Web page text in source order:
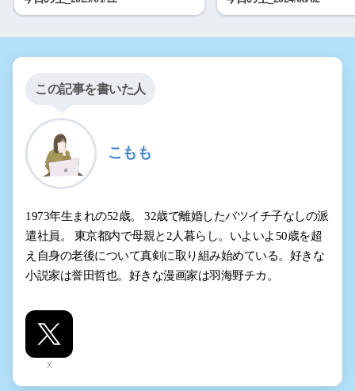
この記事を書いた人
こもも
1973年生まれの52歳。 32歳で離婚したバツイチ子なしの派
遣社員。 東京都内で母親と2人暮らし。いよいよ50歳を超
え自身の老後について真剣に取り組み始めている。好きな
小説家は誉田哲也。好きな漫画家は羽海野チカ。
X